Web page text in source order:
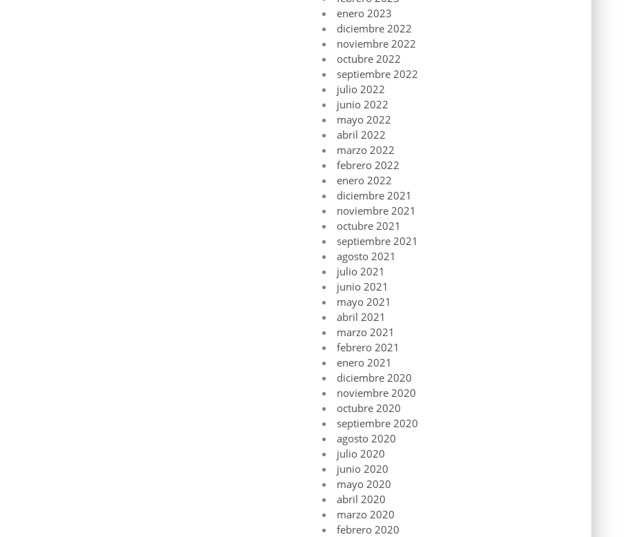
enero 2023
diciembre 2022
noviembre 2022
octubre 2022
septiembre 2022
julio 2022
junio 2022
mayo 2022
abril 2022
marzo 2022
febrero 2022
enero 2022
diciembre 2021
noviembre 2021
octubre 2021
septiembre 2021
agosto 2021
julio 2021
junio 2021
mayo 2021
abril 2021
marzo 2021
febrero 2021
enero 2021
diciembre 2020
noviembre 2020
octubre 2020
septiembre 2020
agosto 2020
julio 2020
junio 2020
mayo 2020
abril 2020
marzo 2020
febrero 2020